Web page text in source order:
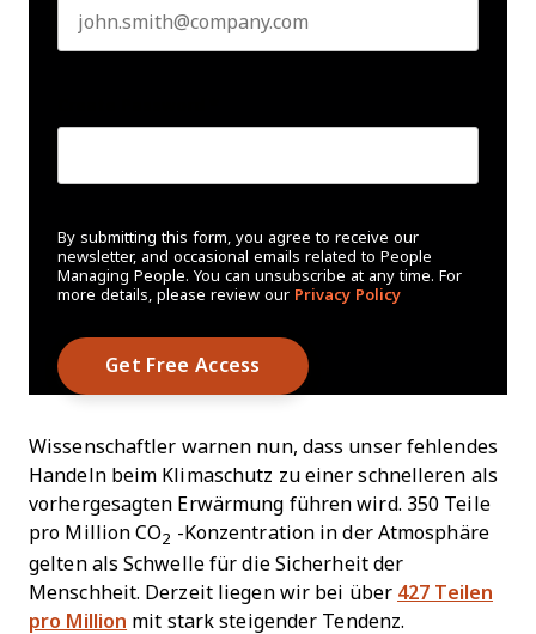
By submitting this form, you agree to receive our
newsletter, and occasional emails related to People
Managing People. You can unsubscribe at any time. For
more details, please review our Privacy Policy
Wissenschaftler warnen nun, dass unser fehlendes
Handeln beim Klimaschutz zu einer schnelleren als
vorhergesagten Erwärmung führen wird. 350 Teile
pro Million CO2 -Konzentration in der Atmosphäre
gelten als Schwelle für die Sicherheit der
Menschheit. Derzeit liegen wir bei über 427 Teilen
pro Million mit stark steigender Tendenz.